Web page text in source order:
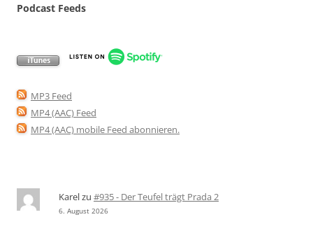
Podcast Feeds
MP3 Feed
MP4 (AAC) Feed
MP4 (AAC) mobile Feed abonnieren.
Karelzu #935 - Der Teufel trägt Prada 2
6. August 2026